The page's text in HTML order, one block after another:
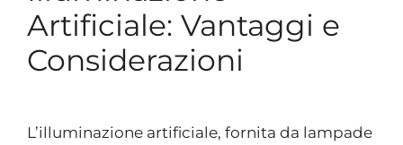
Artificiale: Vantaggi e
Considerazioni
L’illuminazione artificiale, fornita da lampade